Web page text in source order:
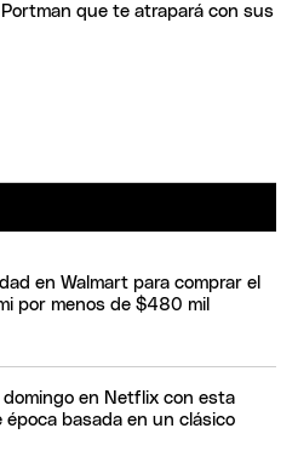
que te atrapará con sus
en Walmart para comprar el
por menos de $480 mil
domingo en Netflix con esta
época basada en un clásico